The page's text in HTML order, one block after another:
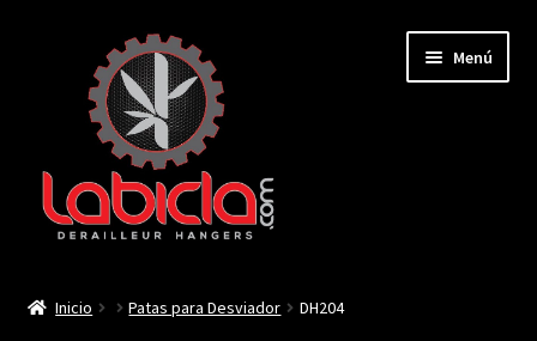
navegación
contenido
Menú
Inicio Patas para Desviador DH204